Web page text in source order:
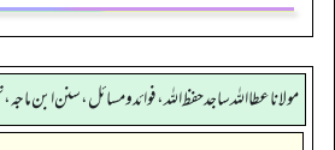
مولانا عطا الله ساجد حفظ الله، فوائد و مسائل، سنن ابن ماجه،